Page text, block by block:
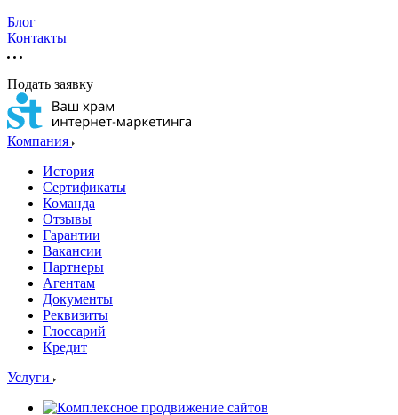
Блог
Контакты
Подать заявку
Компания
История
Сертификаты
Команда
Отзывы
Гарантии
Вакансии
Партнеры
Агентам
Документы
Реквизиты
Глоссарий
Кредит
Услуги